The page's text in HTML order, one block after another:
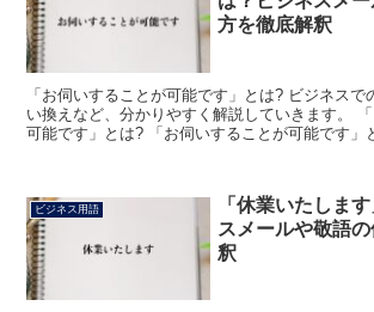
方を徹底解釈
「お伺いすることが可能です」とは? ビジネスで
い換えなど、分かりやすく解説していきます。
可能です」とは? 「お伺いすることが可能です」
ビジネス用語
「休業いたしま
スメールや敬語
釈